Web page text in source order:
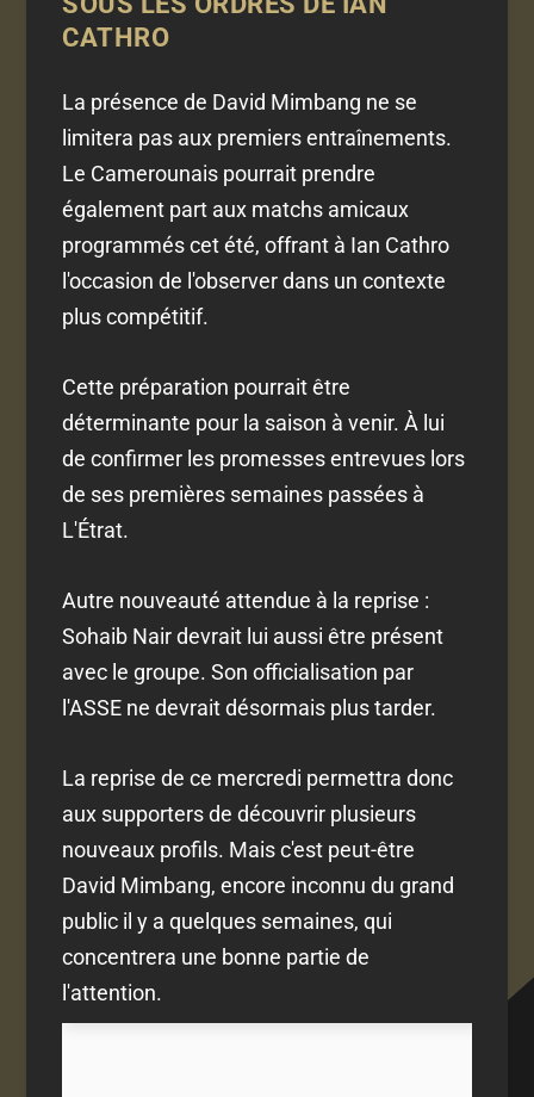
CATHRO
La présence de David Mimbang ne se
limitera pas aux premiers entraînements.
Le Camerounais pourrait prendre
également part aux matchs amicaux
programmés cet été, offrant à Ian Cathro
l'occasion de l'observer dans un contexte
plus compétitif.
Cette préparation pourrait être
déterminante pour la saison à venir. À lui
de confirmer les promesses entrevues lors
de ses premières semaines passées à
L'Étrat.
Autre nouveauté attendue à la reprise :
Sohaib Nair devrait lui aussi être présent
avec le groupe. Son officialisation par
l'ASSE ne devrait désormais plus tarder.
La reprise de ce mercredi permettra donc
aux supporters de découvrir plusieurs
nouveaux profils. Mais c'est peut-être
David Mimbang, encore inconnu du grand
public il y a quelques semaines, qui
concentrera une bonne partie de
l'attention.